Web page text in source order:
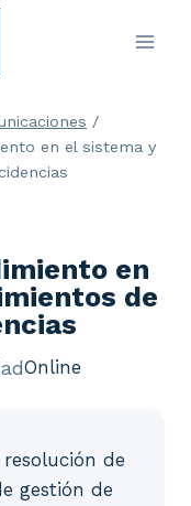
/
en el sistema y
en
de
Online
de
gestión de